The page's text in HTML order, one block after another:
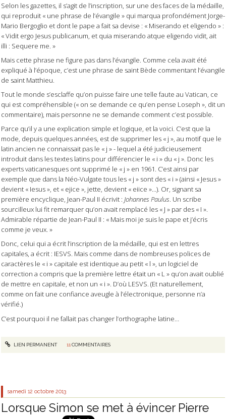
Selon les gazettes, il s’agit de l’inscription, sur une des faces de la médaille,
qui reproduit « une phrase de l’évangile » qui marqua profondément Jorge-
Mario Bergoglio et dont le pape a fait sa devise : « Miserando et eligendo » :
« Vidit ergo Jesus publicanum, et quia miserando atque eligendo vidit, ait
illi : Sequere me. »
Mais cette phrase ne figure pas dans l’évangile. Comme cela avait été
expliqué à l’époque, c’est une phrase de saint Bède commentant l’évangile
de saint Matthieu.
Tout le monde s’esclaffe qu’on puisse faire une telle faute au Vatican, ce
qui est compréhensible (« on se demande ce qu’en pense Loseph », dit un
commentaire), mais personne ne se demande comment c’est possible.
Parce qu’il y a une explication simple et logique, et la voici. C’est que la
mode, depuis quelques années, est de supprimer les « j », au motif que le
latin ancien ne connaissait pas le « j » - lequel a été judicieusement
introduit dans les textes latins pour différencier le « i » du « j ». Donc les
experts vaticanesques ont supprimé le « j » en 1961. C’est ainsi par
exemple que dans la Néo-Vulgate tous les « j » sont des « i » (ainsi « Jesus »
devient « Iesus », et « ejice », jette, devient « eiice »...). Or, signant sa
première encyclique, Jean-Paul II écrivit : Johannes Paulus. Un scribe
sourcilleux lui fit remarquer qu’on avait remplacé les « J » par des « I ».
Admirable répartie de Jean-Paul II : « Mais moi je suis le pape et j’écris
comme je veux. »
Donc, celui qui a écrit l’inscription de la médaille, qui est en lettres
capitales, a écrit : IESVS. Mais comme dans de nombreuses polices de
caractères le « i » capitale est identique au petit « l », un logiciel de
correction a compris que la première lettre était un « L » qu’on avait oublié
de mettre en capitale, et non un « i ». D’où LESVS. (Et naturellement,
comme on fait une confiance aveugle à l’électronique, personne n’a
vérifié.)
C’est pourquoi il ne fallait pas changer l’orthographe latine…
LIEN PERMANENT 11 COMMENTAIRES
samedi 12 octobre 2013
Lorsque Simon se met à évincer Pierre